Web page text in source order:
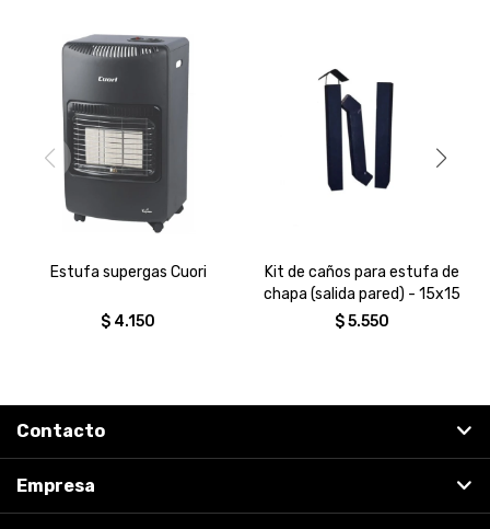
Estufa supergas Cuori
$ 4.150
Kit de caños para estufa de
chapa (salida pared) - 15x15
$5.550
Contacto
Empresa